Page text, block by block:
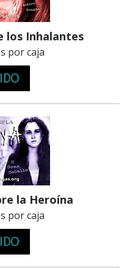
los Inhalantes
por caja
la Heroína
por caja